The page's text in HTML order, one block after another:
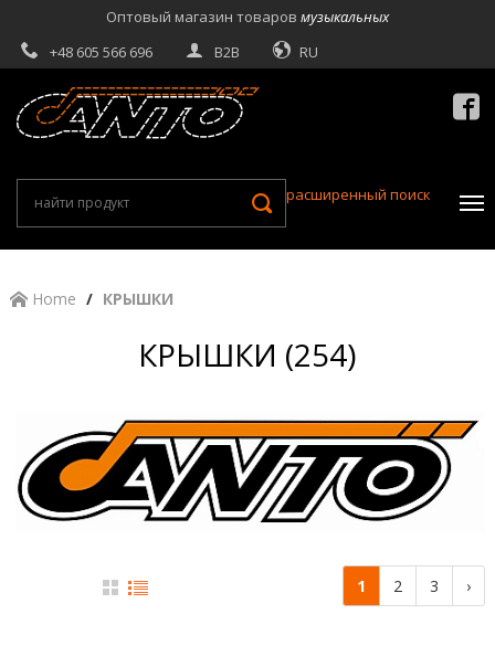
Оптовый магазин товаров музыкальных
+48 605 566 696
B2B RU
расширенный поиск
Home КРЫШКИ
КРЫШКИ (254)
1 2 3 ›
